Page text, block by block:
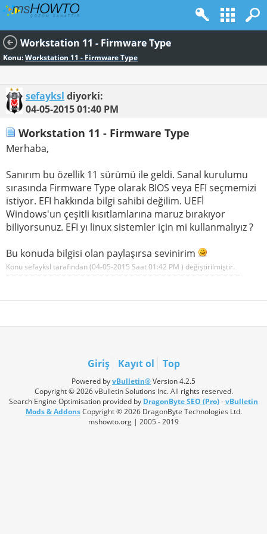
Workstation 11 - Firmware Type
Konu:Workstation 11 - Firmware Type
sefayksl diyorki:
04-05-201501:40 PM
Workstation 11 - Firmware Type
Merhaba,
Sanırım bu özellik 11 sürümü ile geldi. Sanal kurulumu
sırasında Firmware Type olarak BIOS veya EFI seçmemizi
istiyor. EFI hakkında bilgi sahibi değilim. UEFİ
Windows'un çeşitli kısıtlamlarına maruz bırakıyor
biliyorsunuz. EFI yı linux sistemler için mi kullanmalıyız ?
Bu konuda bilgisi olan paylaşırsa sevinirim
Konu sefayksl tarafından (04-05-2015 Saat01:42 PM ) değiştirilmiştir.
Giriş Kayıt ol Top
Powered byvBulletin®Version 4.2.5
Copyright © 2026 vBulletin Solutions Inc. All rights reserved.
Search Engine Optimisation provided by DragonByte SEO (Pro)-vBulletin
Mods & AddonsCopyright © 2026 DragonByte Technologies Ltd.
mshowto.org | 2005 - 2019